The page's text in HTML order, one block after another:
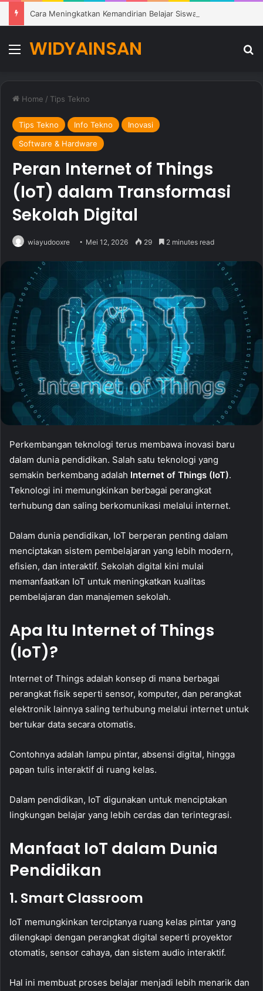
Menu
WIDYAINSAN
Home / Tips Tekno
Tips Tekno Info Tekno
Inovasi
Software & Hardware
Peran Internet of Things
(IoT) dalam Transformasi
Sekolah Digital
wiayudooxre Mei 12, 2026 29 2 minutes read
Perkembangan teknologi terus membawa inovasi baru
dalam dunia pendidikan. Salah satu teknologi yang
semakin berkembang adalah Internet of Things (IoT).
Teknologi ini memungkinkan berbagai perangkat
terhubung dan saling berkomunikasi melalui internet.
Dalam dunia pendidikan, IoT berperan penting dalam
menciptakan sistem pembelajaran yang lebih modern,
efisien, dan interaktif. Sekolah digital kini mulai
memanfaatkan IoT untuk meningkatkan kualitas
pembelajaran dan manajemen sekolah.
Apa Itu Internet of Things
(IoT)?
Internet of Things adalah konsep di mana berbagai
perangkat fisik seperti sensor, komputer, dan perangkat
elektronik lainnya saling terhubung melalui internet untuk
bertukar data secara otomatis.
Contohnya adalah lampu pintar, absensi digital, hingga
papan tulis interaktif di ruang kelas.
Dalam pendidikan, IoT digunakan untuk menciptakan
lingkungan belajar yang lebih cerdas dan terintegrasi.
Manfaat IoT dalam Dunia
Pendidikan
1. Smart Classroom
IoT memungkinkan terciptanya ruang kelas pintar yang
dilengkapi dengan perangkat digital seperti proyektor
otomatis, sensor cahaya, dan sistem audio interaktif.
Hal ini membuat proses belajar menjadi lebih menarik dan